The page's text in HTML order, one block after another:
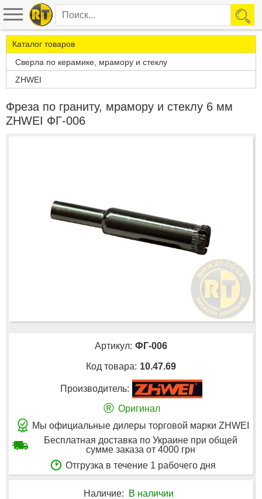
Каталог товаров
Cверла по керамике, мрамору и стеклу
ZHWEI
Фреза по граниту, мрамору и стеклу 6 мм
ZHWEI ФГ-006
Артикул: ФГ-006
Код товара: 10.47.69
Производитель:
® Оригинал
Мы официальные дилеры торговой марки ZHWEI
Бесплатная доставка по Украине при общей
сумме заказа от 4000 грн
Отгрузка в течение 1 рабочего дня
Наличие: В наличии